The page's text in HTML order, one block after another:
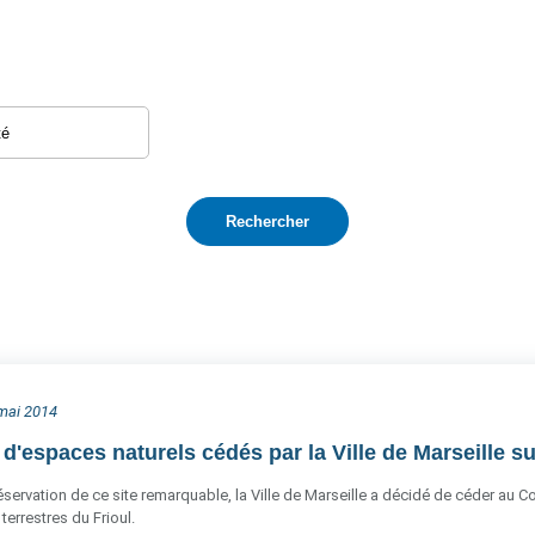
2014
naturels cédés par la Ville de Marseille
de ce site remarquable, la Ville de Marseille a décidé de céder au
du Frioul.